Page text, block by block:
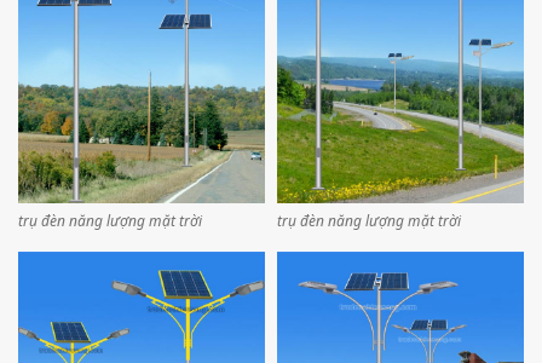
trụ đèn năng lượng mặt trời trụ đèn năng lượng mặt trời